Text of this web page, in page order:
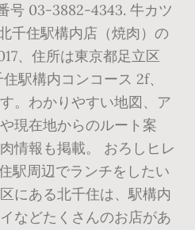
号 03-3882-4343. 牛カツ
千住駅構内店（焼肉）の
、住所は東京都足立区
駅構内コンコース 2f、
。わかりやすい地図、ア
現在地からのルート案
情報も掲載。 おろしヒレ
駅周辺でランチをしたい
にある北千住は、駅構内
などたくさんのお店があ